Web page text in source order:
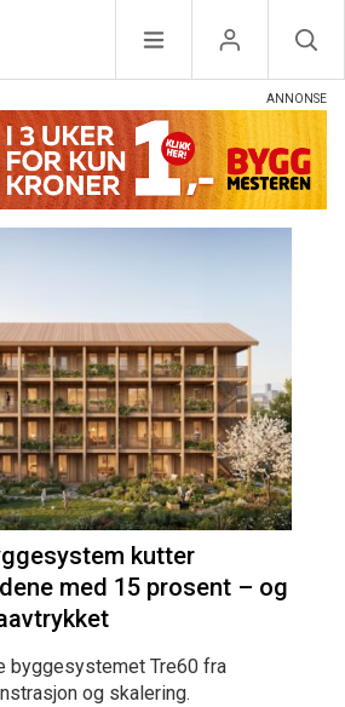
kutter
med 15 prosent – og
byggesystemet Tre60 fra
og skalering.